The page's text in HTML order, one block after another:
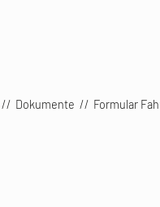
Dokumente Formular